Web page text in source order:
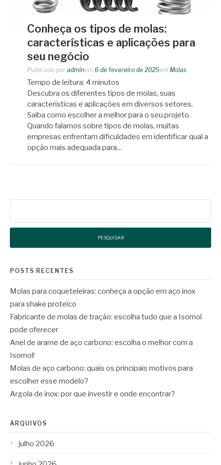
Conheça os tipos de molas:
características e aplicações para
seu negócio
Publicado por adminem 6 de fevereiro de 2025em Molas
Tempo de leitura: 4 minutos
Descubra os diferentes tipos de molas, suas
características e aplicações em diversos setores.
Saiba como escolher a melhor para o seu projeto.
Quando falamos sobre tipos de molas, muitas
empresas enfrentam dificuldades em identificar qual a
opção mais adequada para…
POSTS RECENTES
Molas para coqueteleiras: conheça a opção em aço inox
para shake proteíco
Fabricante de molas de tração: escolha tudo que a Isomol
pode oferecer
Anel de arame de aço carbono: escolha o melhor com a
Isomol!
Molas de aço carbono: quais os principais motivos para
escolher esse modelo?
Argola de inox: por que investir e onde encontrar?
ARQUIVOS
julho 2026